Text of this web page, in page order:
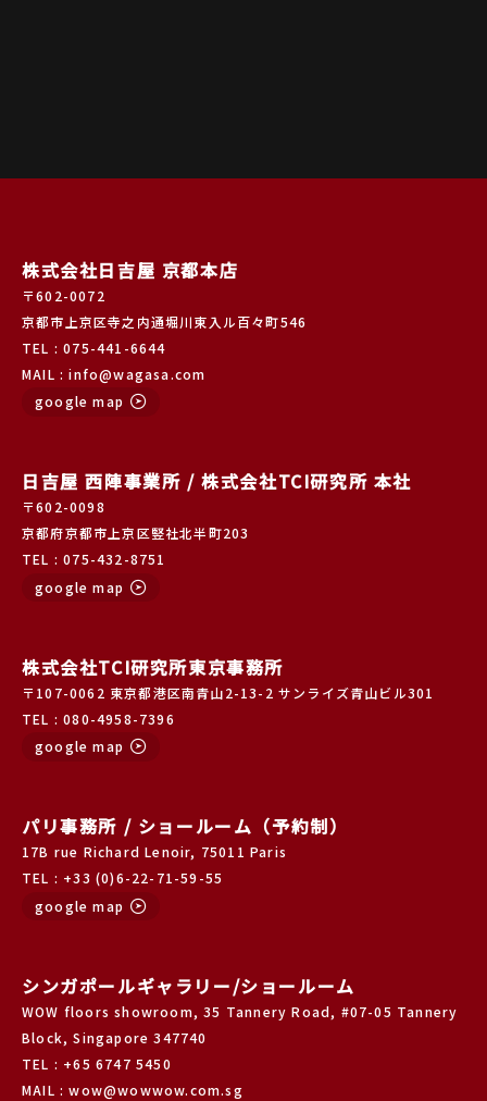
株式会社日吉屋 京都本店
〒602-0072
京都市上京区寺之内通堀川東入ル百々町546
TEL : 075-441-6644
MAIL : info@wagasa.com
google map
日吉屋 西陣事業所 / 株式会社TCI研究所 本社
〒602-0098
京都府京都市上京区竪社北半町203
TEL : 075-432-8751
google map
株式会社TCI研究所東京事務所
〒107-0062 東京都港区南青山2-13-2 サンライズ青山ビル301
TEL : 080-4958-7396
google map
パリ事務所 / ショールーム（予約制）
17B rue Richard Lenoir, 75011 Paris
TEL : +33 (0)6-22-71-59-55
google map
シンガポールギャラリー/ショールーム
WOW floors showroom, 35 Tannery Road, #07-05 Tannery
Block, Singapore 347740
TEL : +65 6747 5450
MAIL : wow@wowwow.com.sg